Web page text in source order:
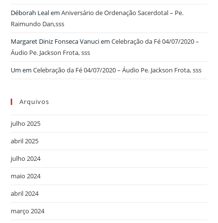
Déborah LealemAniversário de Ordenação Sacerdotal – Pe.
Raimundo Dan,sss
Margaret Diniz Fonseca VanuciemCelebração da Fé 04/07/2020 –
Áudio Pe. Jackson Frota, sss
Um emCelebração da Fé 04/07/2020 – Áudio Pe. Jackson Frota, sss
Arquivos
julho 2025
abril 2025
julho 2024
maio 2024
abril 2024
março 2024